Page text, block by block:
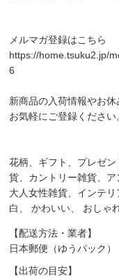
メルマガ登録はこちら
https://home.tsuku2.jp/
6
新商品の入荷情報やお休
お気軽にご登録ください
花柄、ギフト、プレゼ
貨、カントリー雑貨、ア
大人女性雑貨、インテリ
白、 かわいい、 おしゃ
【配送方法・業者】
日本郵便（ゆうパック）
【出荷の目安】